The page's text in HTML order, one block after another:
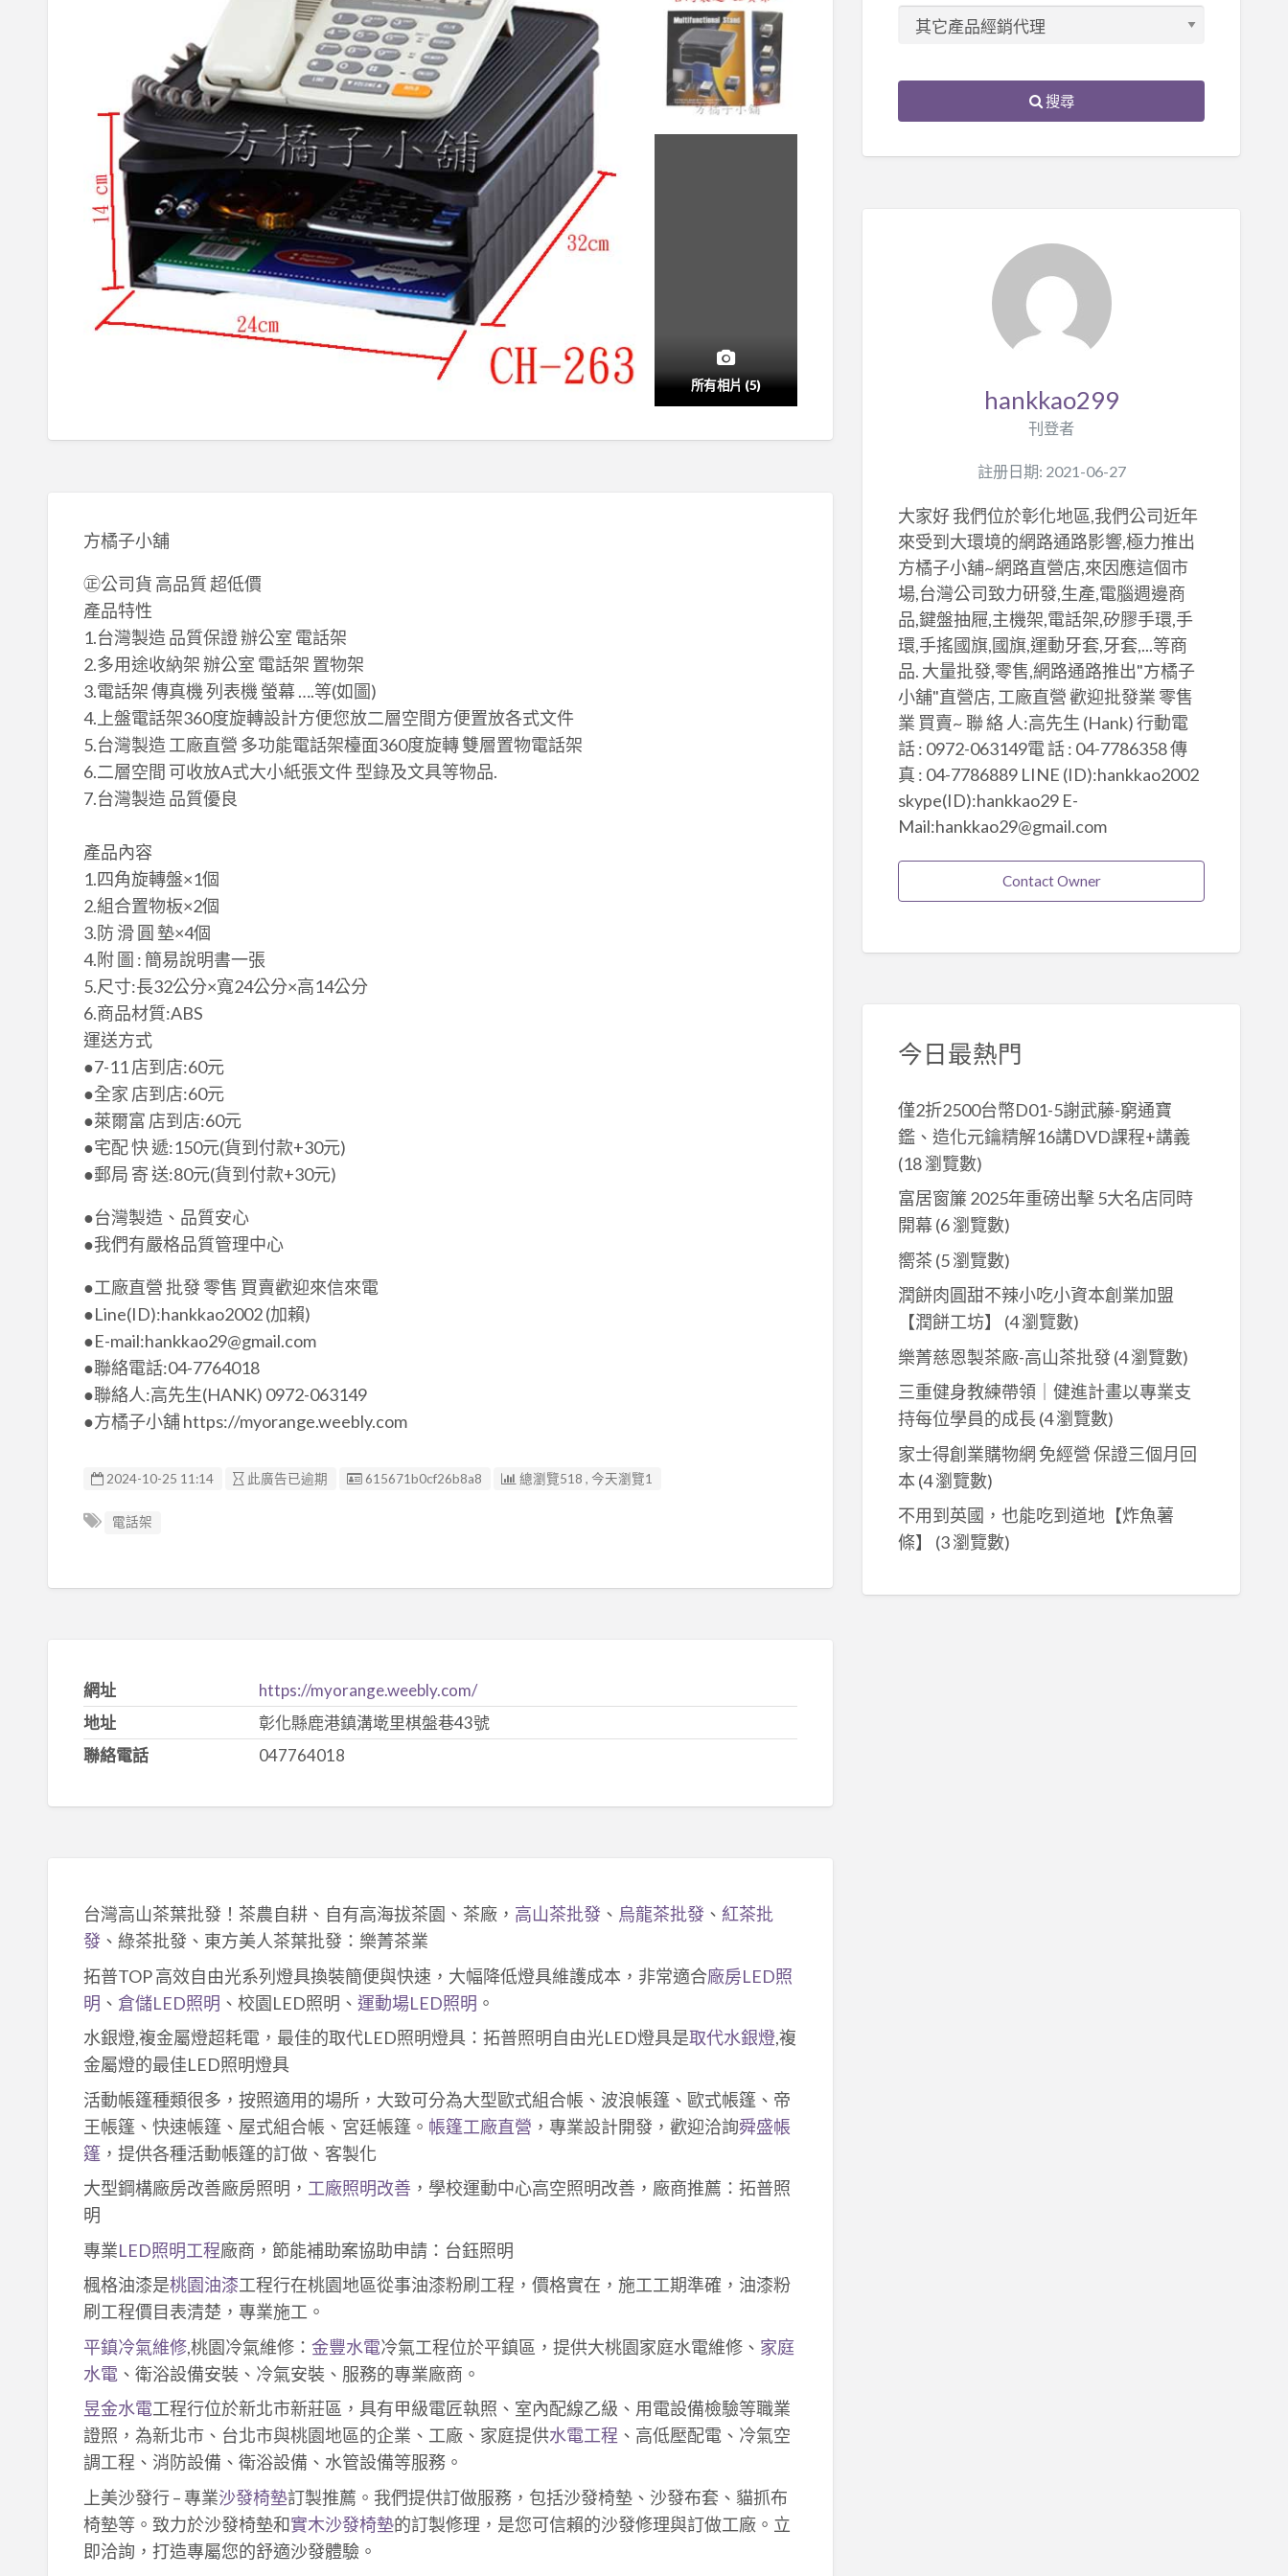
所有相片 (5)
方橘子小舖
㊣公司貨 高品質 超低價
產品特性
1.台灣製造 ​品質保證 辦公室 電話架
2.多用途收納架 辦公室 電話架 置物架
3.電話架 傳真機 列表機 螢幕 ….等(如圖)
4.上盤電話架360度旋轉設計方便您放二層空間方便置放各式文件
5.台灣製造 工廠直營 多功能電話架檯面360度旋轉 雙層置物電話架
6.二層空間 可收放A式大小紙張文件 型錄及文具等物品.
​7.台灣製造 品質優良
​產品內容
1.四角旋轉盤×​1個
2.組合置物板×​2個
3.防 滑 圓 墊×​4個
4.附 圖 : 簡易說明書一張
5.尺寸:長32公分×寬​24公分×高​14公分
6.商品材質:ABS
運送方式
●7-11 店到店:60元
●全家 店到店:60元
●萊爾富 店到店:60元
●宅配 快 遞:150元(貨到付款+30元)
●郵局 寄 送:80元(貨到付款+30元)
●台灣製造、品質安心
●我們有嚴格品質管理中心
●工廠直營 批發 零售 買賣歡迎來信來電
●Line(ID):hankkao2002 (加賴)
●E-mail:hankkao29@gmail.com
●聯絡電話:04-7764018
●聯絡人:高先生(HANK) 0972-063149
●方橘子小舖 https://myorange.weebly.com
2024-10-25 11:14 此廣告已逾期 廣告编號
615671b0cf26b8a8 總瀏覽518 , 今天瀏覽1
電話架
網址
https://myorange.weebly.com/
地址
彰化縣鹿港鎮溝墘里棋盤巷43號
聯絡電話
047764018
台灣高山茶葉批發！茶農自耕、自有高海拔茶園、茶廠， 高山茶批發、 烏龍茶批發、 紅茶批
發、綠茶批發、東方美人茶葉批發：樂菁茶業
拓普TOP 高效自由光系列燈具換裝簡便與快速，大幅降低燈具維護成本，非常適合廠房LED照
明 、 倉儲LED照明 、校園LED照明、 運動場LED照明 。
水銀燈,複金屬燈超耗電，最佳的取代LED照明燈具：拓普照明自由光LED燈具是取代水銀燈,複
金屬燈的最佳LED照明燈具
活動帳篷種類很多，按照適用的場所，大致可分為大型歐式組合帳、波浪帳篷、歐式帳篷、帝
王帳篷、快速帳篷、屋式組合帳、宮廷帳篷。 帳篷工廠直營 ，專業設計開發，歡迎洽詢舜盛帳
篷，提供各種活動帳篷的訂做、客製化
大型鋼構廠房改善廠房照明， 工廠照明改善，學校運動中心高空照明改善，廠商推薦：拓普照
明
專業LED照明工程廠商，節能補助案協助申請：台鈺照明
楓格油漆是桃園油漆工程行在桃園地區從事油漆粉刷工程，價格實在，施工工期準確，油漆粉
刷工程價目表清楚，專業施工。
平鎮冷氣維修,桃園冷氣維修： 金豐水電冷氣工程位於平鎮區，提供大桃園家庭水電維修、 家庭
水電、衛浴設備安裝、冷氣安裝、服務的專業廠商。
昱金水電工程行位於新北市新莊區，具有甲級電匠執照、室內配線乙級、用電設備檢驗等職業
證照，為新北市、台北市與桃園地區的企業、工廠、家庭提供水電工程 、高低壓配電、冷氣空
調工程、消防設備、衛浴設備、水管設備等服務。
上美沙發行 – 專業沙發椅墊訂製推薦。我們提供訂做服務，包括沙發椅墊、沙發布套、貓抓布
椅墊等。致力於沙發椅墊和實木沙發椅墊的訂製修理，是您可信賴的沙發修理與訂做工廠。立
即洽詢，打造專屬您的舒適沙發體驗。
搜尋
hankkao299
刊登者
註册日期: 2021-06-27
大家好 我們位於彰化地區,我們公司近年
來受到大環境的網路通路影響,極力推出
方橘子小舖~網路直營店,來因應這個市
場,台灣公司致力研發,生產,電腦週邊商
品,鍵盤抽屜,主機架,電話架,矽膠手環,手
環,手搖國旗,國旗,運動牙套,牙套,...等商
品. 大量批發,零售,網路通路推出"方橘子
小舖"直營店, 工廠直營 歡迎批發業 零售
業 買賣~ 聯 絡 人:高先生 (Hank) 行動電
話 : ​0972-063149​ 電 話 : 04-7786358 傳
真 : 04-7786889 LINE (ID):hankkao2002
skype(ID):hankkao29 E-
Mail:hankkao29@gmail.com
Contact Owner
今日最熱門
僅2折2500台幣D01-5謝武藤-窮通寶
鑑、造化元鑰精解16講DVD課程+講義
(18 瀏覽數)
富居窗簾 2025年重磅出擊 5大名店同時
開幕(6 瀏覽數)
嚮茶 (5 瀏覽數)
潤餅肉圓甜不辣小吃小資本創業加盟
【潤餅工坊】
(4 瀏覽數)
樂菁慈恩製茶廠-高山茶批發(4 瀏覽數)
三重健身教練帶領｜健進計畫以專業支
持每位學員的成長 (4 瀏覽數)
家士得創業購物網 免經營 保證三個月回
本(4 瀏覽數)
不用到英國，也能吃到道地【炸魚薯
條】
(3 瀏覽數)